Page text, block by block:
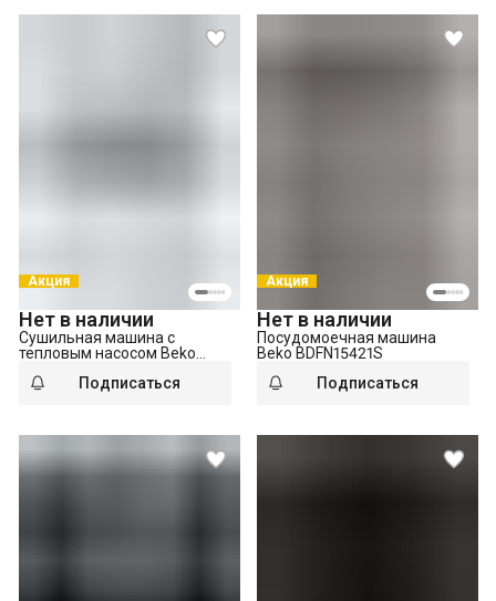
Акция
Нет в наличии
Сушильная машина с
тепловым насосом Beko
Подписаться
Акция
Нет в наличии
Посудомоечная машина
Beko BDFN15421S
Подписаться